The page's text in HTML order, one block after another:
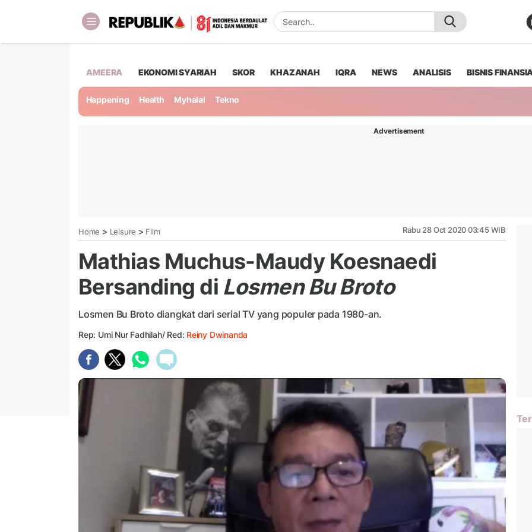
AMEERA EKONOMI SYARIAH SKOR KHAZANAH IQRA NEWS ANALISIS BISNIS
Happening Health Myhalal Tekno
Advertisement
Home > Leisure > Film Rabu 28 Oct 2020 03:45 WIB
Mathias Muchus-Maudy Koesnaedi
Bersanding di Losmen Bu Broto
Losmen Bu Broto diangkat dari serial TV yang populer pada 1980-an.
Rep: Umi Nur Fadhilah/ Red: Reiny Dwinanda